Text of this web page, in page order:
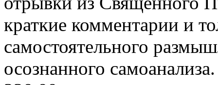
краткие комментарии и
самостоятельного
осознанного самоанализа.